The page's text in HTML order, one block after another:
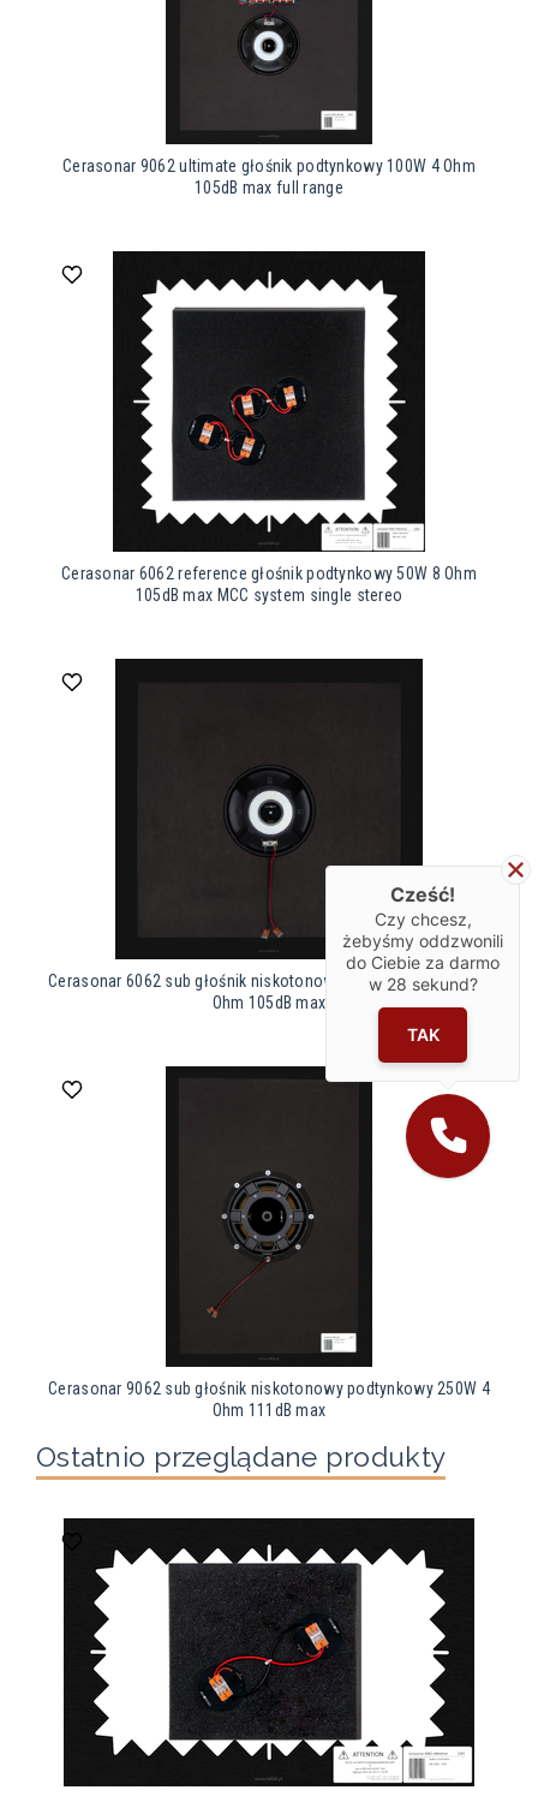
Cerasonar 9062 ultimate głośnik podtynkowy 100W 4 Ohm
105dB max full range
Cerasonar 6062 reference głośnik podtynkowy 50W 8 Ohm
105dB max MCC system single stereo
Cerasonar 6062 sub głośnik niskotonowy podtynkowy 120W 4
Ohm 105dB max
Cerasonar 9062 sub głośnik niskotonowy podtynkowy 250W 4
Ohm 111dB max
Ostatnio przeglądane produkty
Cześć!
Czy chcesz,
żebyśmy oddzwonili
do Ciebie za darmo
w 28 sekund?
TAK